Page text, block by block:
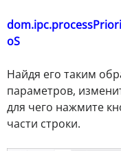
oS
Найдя его таким
параметров,
для чего нажмите
части строки.